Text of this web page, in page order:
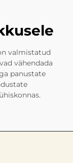
valmistatud
vähendada
panustate